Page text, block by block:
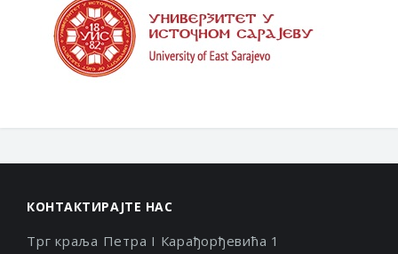
КОНТАКТИРАЈТЕ НАС
Трг краља Петра I Карађорђевића 1